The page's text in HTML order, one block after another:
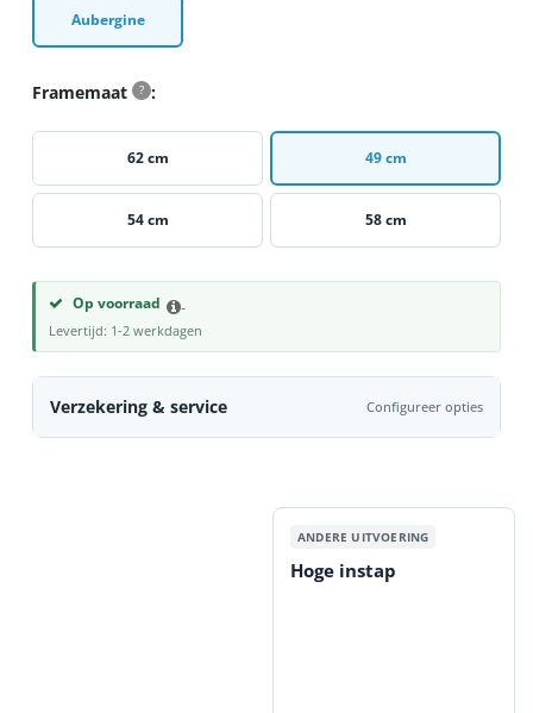
Aubergine
Framemaat ?
62 cm 49 cm
54 cm 58 cm
Op voorraad -
Levertijd: 1-2 werkdagen
Verzekering & service Configureer opties
Hoge instap